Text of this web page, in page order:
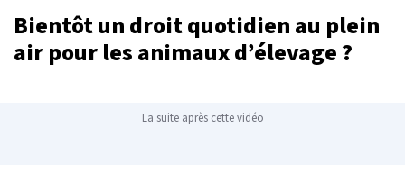
Bientôt un droit quotidien au plein
air pour les animaux d’élevage ?
La suite après cette vidéo